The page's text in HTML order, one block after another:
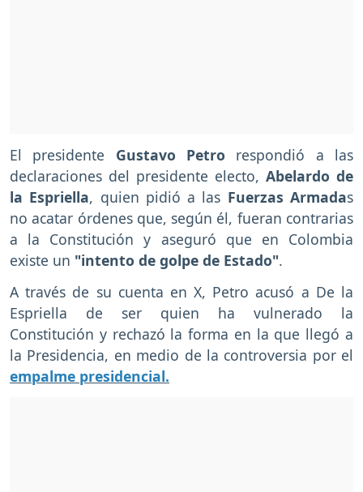
El presidente Gustavo Petro respondió a las
declaraciones del presidente electo, Abelardo de
la Espriella, quien pidió a las Fuerzas Armadas
no acatar órdenes que, según él, fueran contrarias
a la Constitución y aseguró que en Colombia
existe un "intento de golpe de Estado".
A través de su cuenta en X, Petro acusó a De la
Espriella de ser quien ha vulnerado la
Constitución y rechazó la forma en la que llegó a
la Presidencia, en medio de la controversia por el
empalme presidencial.